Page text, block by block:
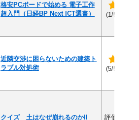
格安PCボードで始める 電子工作
超入門（日経BP Next ICT選書）
(1/5)
近隣交渉に困らないための建築ト
ラブル対処術
(5/5)
クイズ 土はなぜ崩れるのかII 評価なし